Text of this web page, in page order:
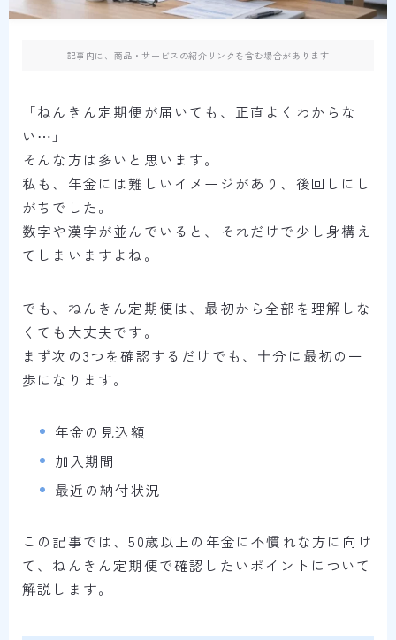
記事内に、商品・サービスの紹介リンクを含む場合があります
「ねんきん定期便が届いても、正直よくわからな
い⋯」
そんな方は多いと思います。
私も、年金には難しいイメージがあり、後回しにし
がちでした。
数字や漢字が並んでいると、それだけで少し身構え
てしまいますよね。
でも、ねんきん定期便は、最初から全部を理解しな
くても大丈夫です。
まず次の3つを確認するだけでも、十分に最初の一
歩になります。
年金の見込額
加入期間
最近の納付状況
この記事では、50歳以上の年金に不慣れな方に向け
て、ねんきん定期便で確認したいポイントについて
解説します。